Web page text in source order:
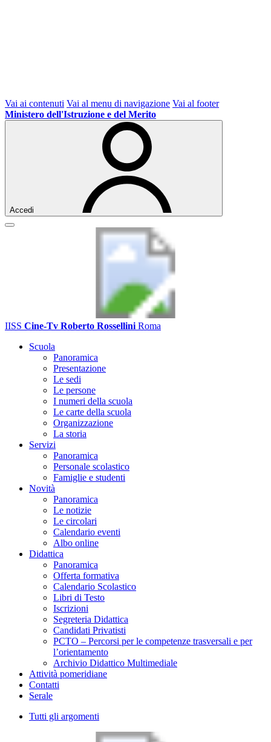
Vai ai contenuti Vai al menu di navigazione Vai al footer
Ministero dell'Istruzione e del Merito
Accedi
IISS Cine-Tv Roberto Rossellini Roma
Scuola
Panoramica
Presentazione
Le sedi
Le persone
I numeri della scuola
Le carte della scuola
Organizzazione
La storia
Servizi
Panoramica
Personale scolastico
Famiglie e studenti
Novità
Panoramica
Le notizie
Le circolari
Calendario eventi
Albo online
Didattica
Panoramica
Offerta formativa
Calendario Scolastico
Libri di Testo
Iscrizioni
Segreteria Didattica
Candidati Privatisti
PCTO – Percorsi per le competenze trasversali e per
l’orientamento
Archivio Didattico Multimediale
Attività pomeridiane
Contatti
Serale
Tutti gli argomenti